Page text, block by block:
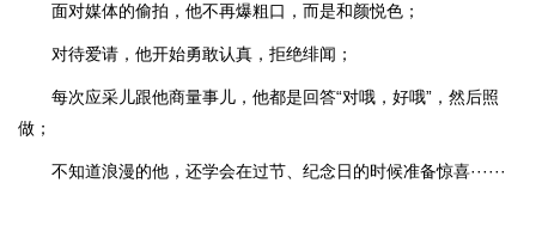
面对媒体的偷拍，他不再爆粗口，而是和颜悦色；
对待爱请，他开始勇敢认真，拒绝绯闻；
每次应采儿跟他商量事儿，他都是回答“对哦，好哦”，然后照
做；
不知道浪漫的他，还学会在过节、纪念日的时候准备惊喜······